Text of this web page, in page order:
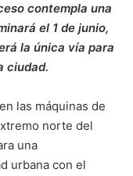
contempla una
el 1 de junio,
la única vía para
ciudad.
las máquinas de
norte del
una
urbana con el